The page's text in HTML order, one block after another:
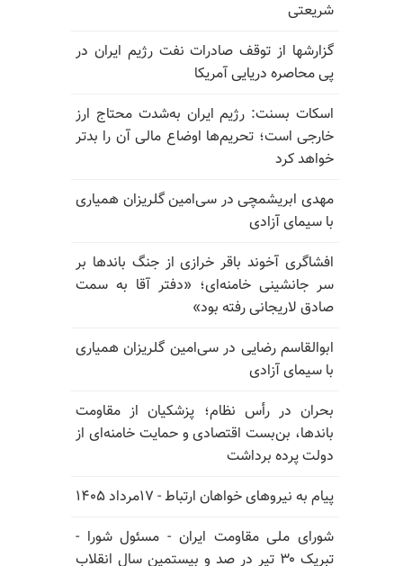
شریعتی
گزارشها از توقف صادرات نفت رژیم ایران در
پی محاصره دریایی آمریکا
اسکات بسنت: رژیم ایران به‌شدت محتاج ارز
خارجی است؛ تحریم‌ها اوضاع مالی آن را بدتر
خواهد کرد
مهدی ابریشمچی در سی‌امین گلریزان همیاری
با سیمای آزادی
افشاگری آخوند باقر خرازی از جنگ باندها بر
سر جانشینی خامنه‌ای؛ «دفتر آقا به سمت
صادق لاریجانی رفته بود»
ابوالقاسم رضایی در سی‌امین گلریزان همیاری
با سیمای آزادی
بحران در رأس نظام؛ پزشکیان از مقاومت
باندها، بن‌بست اقتصادی و حمایت خامنه‌ای از
دولت پرده برداشت
پیام به نیروهای خواهان ارتباط - ۱۷مرداد ۱۴۰۵
شورای ملی مقاومت ایران - مسئول شورا -
تبریک ۳۰ تیر در صد و بیستمین سال انقلاب